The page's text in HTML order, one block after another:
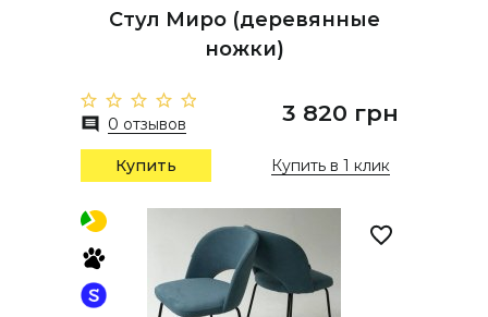
Стул Миро (деревянные
ножки)
0 отзывов 3 820 грн
Купить Купить в 1 клик